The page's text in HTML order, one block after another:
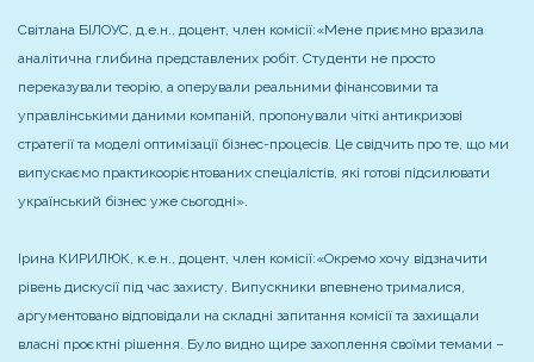
Світлана БІЛОУС, д.е.н., доцент, член комісії:«Мене приємно вразила
аналітична глибина представлених робіт. Студенти не просто
переказували теорію, а оперували реальними фінансовими та
управлінськими даними компаній, пропонували чіткі антикризові
стратегії та моделі оптимізації бізнес-процесів. Це свідчить про те, що ми
випускаємо практикоорієнтованих спеціалістів, які готові підсилювати
український бізнес уже сьогодні».
Ірина КИРИЛЮК, к.е.н., доцент, член комісії:«Окремо хочу відзначити
рівень дискусії під час захисту. Випускники впевнено трималися,
аргументовано відповідали на складні запитання комісії та захищали
власні проєктні рішення. Було видно щире захоплення своїми темами –